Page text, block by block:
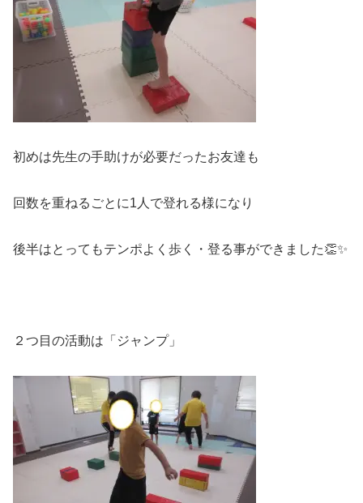
初めは先生の手助けが必要だったお友達も
回数を重ねるごとに1人で登れる様になり
後半はとってもテンポよく歩く・登る事ができました👏✨
２つ目の活動は「ジャンプ」